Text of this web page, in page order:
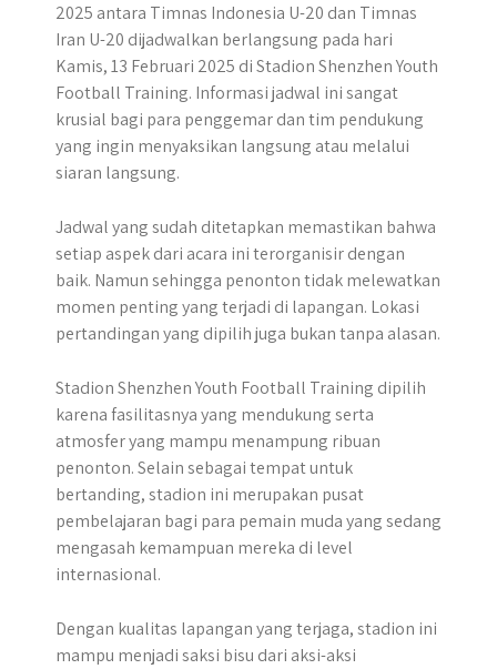
2025 antara Timnas Indonesia U-20 dan Timnas
Iran U-20 dijadwalkan berlangsung pada hari
Kamis, 13 Februari 2025 di Stadion Shenzhen Youth
Football Training. Informasi jadwal ini sangat
krusial bagi para penggemar dan tim pendukung
yang ingin menyaksikan langsung atau melalui
siaran langsung.
Jadwal yang sudah ditetapkan memastikan bahwa
setiap aspek dari acara ini terorganisir dengan
baik. Namun sehingga penonton tidak melewatkan
momen penting yang terjadi di lapangan. Lokasi
pertandingan yang dipilih juga bukan tanpa alasan.
Stadion Shenzhen Youth Football Training dipilih
karena fasilitasnya yang mendukung serta
atmosfer yang mampu menampung ribuan
penonton. Selain sebagai tempat untuk
bertanding, stadion ini merupakan pusat
pembelajaran bagi para pemain muda yang sedang
mengasah kemampuan mereka di level
internasional.
Dengan kualitas lapangan yang terjaga, stadion ini
mampu menjadi saksi bisu dari aksi-aksi